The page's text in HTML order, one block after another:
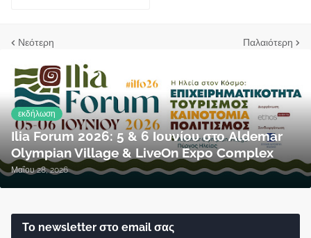
Νεότερη Παλαιότερη
εκδήλωση
Ilia Forum 2026: 5 & 6 Ιουνίου στο Aldemar
Olympian Village & LiveOn Expo Complex
Μαΐου 28, 2026
Το newsletter στο email σας